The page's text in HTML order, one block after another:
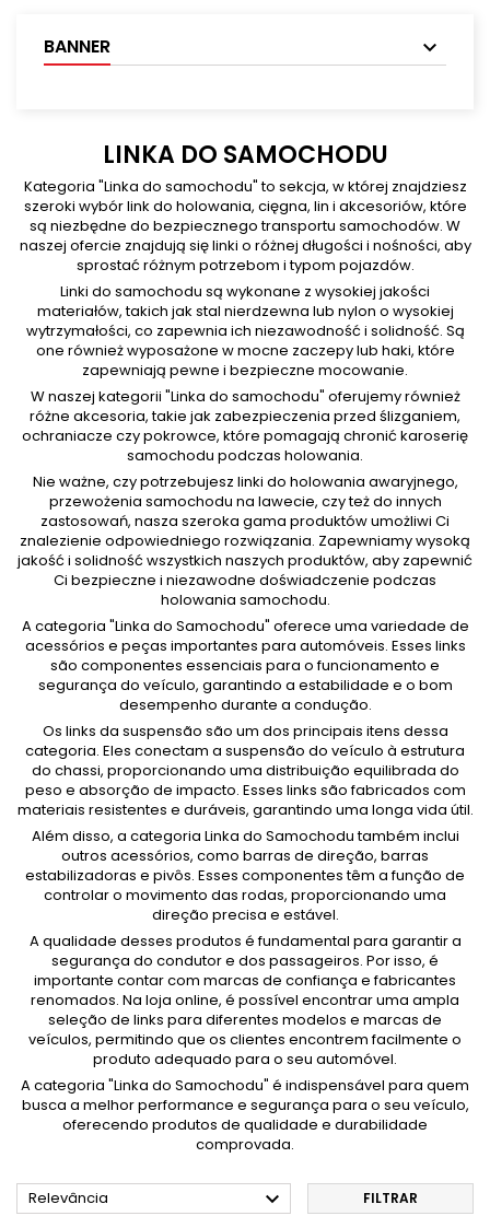
BANNER
LINKA DO SAMOCHODU
Kategoria "Linka do samochodu" to sekcja, w której znajdziesz
szeroki wybór link do holowania, cięgna, lin i akcesoriów, które
są niezbędne do bezpiecznego transportu samochodów. W
naszej ofercie znajdują się linki o różnej długości i nośności, aby
sprostać różnym potrzebom i typom pojazdów.
Linki do samochodu są wykonane z wysokiej jakości
materiałów, takich jak stal nierdzewna lub nylon o wysokiej
wytrzymałości, co zapewnia ich niezawodność i solidność. Są
one również wyposażone w mocne zaczepy lub haki, które
zapewniają pewne i bezpieczne mocowanie.
W naszej kategorii "Linka do samochodu" oferujemy również
różne akcesoria, takie jak zabezpieczenia przed ślizganiem,
ochraniacze czy pokrowce, które pomagają chronić karoserię
samochodu podczas holowania.
Nie ważne, czy potrzebujesz linki do holowania awaryjnego,
przewożenia samochodu na lawecie, czy też do innych
zastosowań, nasza szeroka gama produktów umożliwi Ci
znalezienie odpowiedniego rozwiązania. Zapewniamy wysoką
jakość i solidność wszystkich naszych produktów, aby zapewnić
Ci bezpieczne i niezawodne doświadczenie podczas
holowania samochodu.
A categoria "Linka do Samochodu" oferece uma variedade de
acessórios e peças importantes para automóveis. Esses links
são componentes essenciais para o funcionamento e
segurança do veículo, garantindo a estabilidade e o bom
desempenho durante a condução.
Os links da suspensão são um dos principais itens dessa
categoria. Eles conectam a suspensão do veículo à estrutura
do chassi, proporcionando uma distribuição equilibrada do
peso e absorção de impacto. Esses links são fabricados com
materiais resistentes e duráveis, garantindo uma longa vida útil.
Além disso, a categoria Linka do Samochodu também inclui
outros acessórios, como barras de direção, barras
estabilizadoras e pivôs. Esses componentes têm a função de
controlar o movimento das rodas, proporcionando uma
direção precisa e estável.
A qualidade desses produtos é fundamental para garantir a
segurança do condutor e dos passageiros. Por isso, é
importante contar com marcas de confiança e fabricantes
renomados. Na loja online, é possível encontrar uma ampla
seleção de links para diferentes modelos e marcas de
veículos, permitindo que os clientes encontrem facilmente o
produto adequado para o seu automóvel.
A categoria "Linka do Samochodu" é indispensável para quem
busca a melhor performance e segurança para o seu veículo,
oferecendo produtos de qualidade e durabilidade
comprovada.
Relevância  FILTRAR